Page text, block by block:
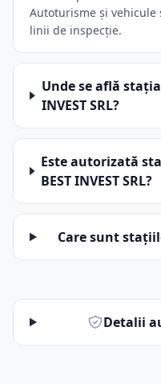
Autoturisme și vehicule
linii de inspecție.
Unde se află stația
INVEST SRL?
Este autorizată
BEST INVEST SRL?
Care sunt
Detalii